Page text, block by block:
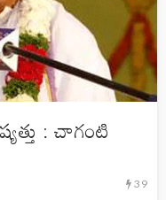
: చాగంటి
39